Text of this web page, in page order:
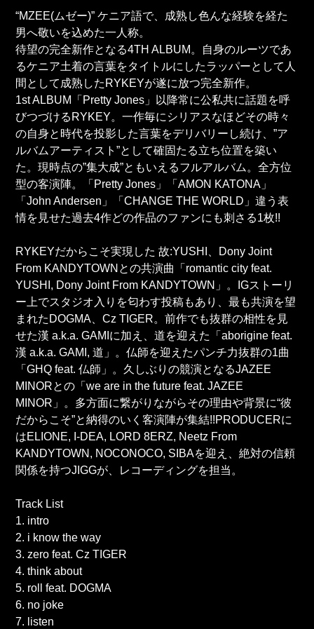
“MZEE(ムゼー)” ケニア語で、成熟し色んな経験を経た
男へ敬いを込めた一人称。
待望の完全新作となる4TH ALBUM。自身のルーツであ
るケニア土着の言葉をタイトルにしたラッパーとして人
間として成熟したRYKEYが遂に放つ完全新作。
1st ALBUM「Pretty Jones」以降常に公私共に話題を呼
びつづけるRYKEY。一作毎にシリアスなほどその時々
の自身と時代を投影した言葉をデリバリーし続け、”ア
ルバムアーティスト”として確固たる立ち位置を築い
た。現時点の”集大成”ともいえるフルアルバム。全方位
型の客演陣。「Pretty Jones」「AMON KATONA」
「John Andersen」「CHANGE THE WORLD」違う表
情を見せた過去4作どの作品のファンにも刺さる1枚!!
RYKEYだからこそ実現した 故:YUSHI、Dony Joint
From KANDYTOWNとの共演曲「romantic city feat.
YUSHI, Dony Joint From KANDYTOWN」。IGストーリ
ー上でスタジオ入りを匂わす投稿もあり、最も共演を望
まれたDOGMA、Cz TIGER。前作でも抜群の相性を見
せた漢 a.k.a. GAMIに加え、道を迎えた「aborigine feat.
漢 a.k.a. GAMI, 道」。仏師を迎えたパンチ力抜群の1曲
「GHQ feat. 仏師」。久しぶりの競演となるJAZEE
MINORとの「we are in the future feat. JAZEE
MINOR」。多方面に繋がりながらその理由や背景に“彼
だからこそ”と納得のいく客演陣が集結!!PRODUCERに
はELIONE, I-DEA, LORD 8ERZ, Neetz From
KANDYTOWN, NOCONOCO, SIBAを迎え、絶対の信頼
関係を持つJIGGが、レコーディングを担当。
Track List
1. intro
2. i know the way
3. zero feat. Cz TIGER
4. think about
5. roll feat. DOGMA
6. no joke
7. listen